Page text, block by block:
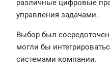
различные цифровые
управления задачами.
Выбор был
могли бы
системами компании.